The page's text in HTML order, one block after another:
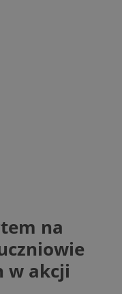
na
w akcji